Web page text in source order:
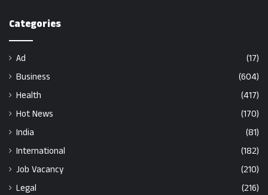
Categories
Ad
(17)
Business
(604)
Health
(417)
Hot News
(170)
India
(81)
International
(182)
Job Vacancy
(210)
Legal
(216)